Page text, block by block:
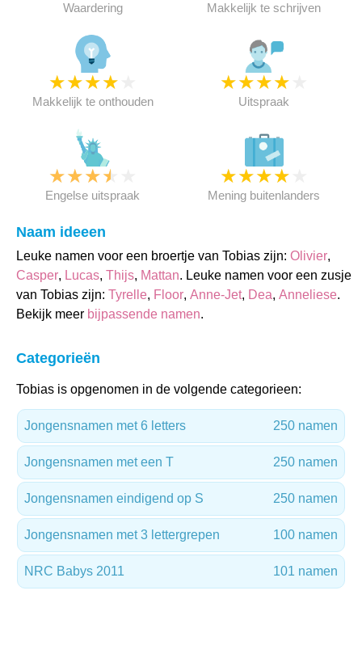
Waardering Makkelijk te schrijven
★★★★
Makkelijk te onthouden
★★★★
Uitspraak
★★★★
Engelse uitspraak
★★★★
Mening buitenlanders
Naam ideeen
Leuke namen voor een broertje van Tobias zijn: Olivier,
Casper, Lucas, Thijs, Mattan. Leuke namen voor een zusje
van Tobias zijn: Tyrelle, Floor, Anne-Jet, Dea, Anneliese.
Bekijk meer bijpassende namen.
Categorieën
Tobias is opgenomen in de volgende categorieen:
Jongensnamen met 6 letters 250 namen
Jongensnamen met een T 250 namen
Jongensnamen eindigend op S 250 namen
Jongensnamen met 3 lettergrepen 100 namen
NRC Babys 2011 101 namen